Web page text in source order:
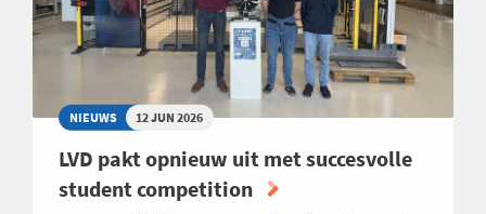
NIEUWS 12 JUN 2026
LVD pakt opnieuw uit met succesvolle
student competition